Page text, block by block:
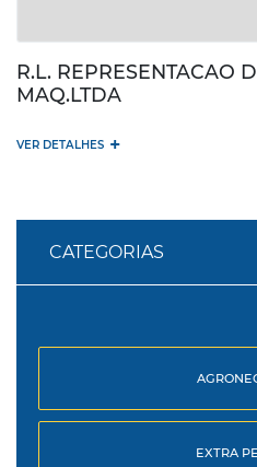
CATEGORIAS
EXTRA
R.L. REPRESENTACAO
MAQ.LTDA
VER DETALHES +